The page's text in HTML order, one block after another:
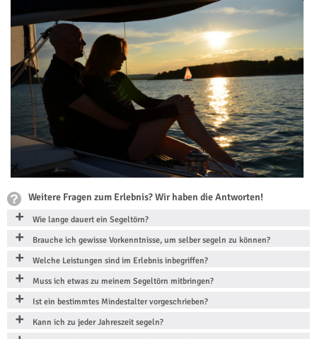
Weitere Fragen zum Erlebnis? Wir haben die Antworten!
Wie lange dauert ein Segeltörn?
Brauche ich gewisse Vorkenntnisse, um selber segeln zu können?
Welche Leistungen sind im Erlebnis inbegriffen?
Muss ich etwas zu meinem Segeltörn mitbringen?
Ist ein bestimmtes Mindestalter vorgeschrieben?
Kann ich zu jeder Jahreszeit segeln?